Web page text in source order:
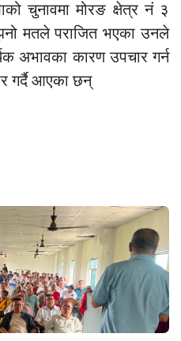
चुनावमा मोरङ क्षेत्र नं ३
मतले पराजित भएका उनले
अभावका कारण उपचार गर्न
गर्दै आएका छन्